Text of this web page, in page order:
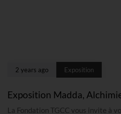
2 years ago Exposition
Exposition Madda,
La Fondation TGCC vous invite à